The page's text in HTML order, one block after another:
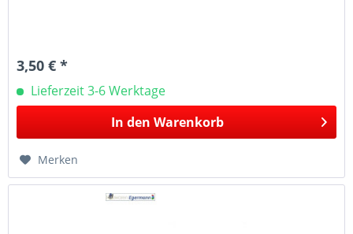
3,50 € *
Lieferzeit 3-6 Werktage
In den Warenkorb
Merken